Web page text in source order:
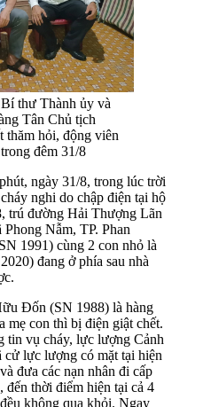
thư Thành ủy và
Tân Chủ tịch
thăm hỏi, động viên
đêm 31/8
ngày 31/8, trong lúc trời
nghi do chập điện tại hộ
trú đường Hải Thượng Lãn
Nẫm, TP. Phan
1991) cùng 2 con nhỏ là
đang ở phía sau nhà
Đốn (SN 1988) là hàng
mẹ con thì bị điện giật chết.
tin vụ cháy, lực lượng Cảnh
cử lực lượng có mặt tại hiện
đưa các nạn nhân đi cấp
thời điểm hiện tại cả 4
không qua khỏi. Ngay